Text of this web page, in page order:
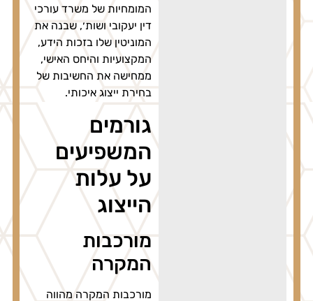
המומחיות של משרד עורכי
דין יעקובי ושות׳, שבנה את
המוניטין שלו בזכות הידע,
המקצועיות והיחס האישי,
ממחישה את החשיבות של
בחירת ייצוג איכותי.
גורמים
המשפיעים
על עלות
הייצוג
מורכבות
המקרה
מורכבות המקרה מהווה